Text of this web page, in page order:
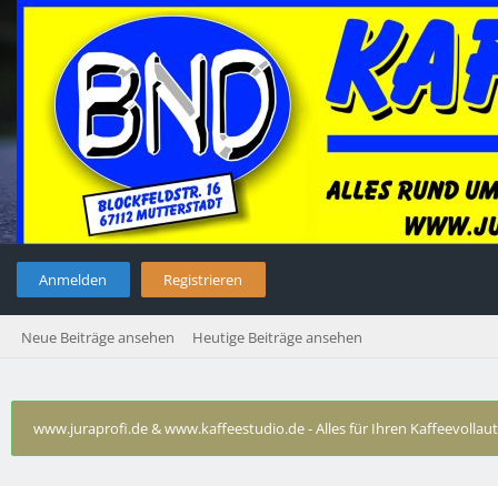
Anmelden Registrieren
Neue Beiträge ansehen Heutige Beiträge ansehen
www.juraprofi.de & www.kaffeestudio.de - Alles für Ihren